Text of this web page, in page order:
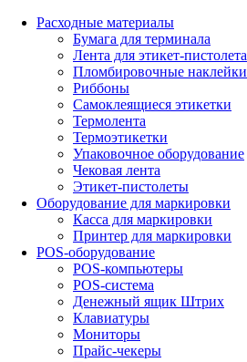
Расходные материалы
Бумага для терминала
Лента для этикет-пистолета
Пломбировочные наклейки
Риббоны
Самоклеящиеся этикетки
Термолента
Термоэтикетки
Упаковочное оборудование
Чековая лента
Этикет-пистолеты
Оборудование для маркировки
Касса для маркировки
Принтер для маркировки
POS-оборудование
POS-компьютеры
POS-система
Денежный ящик Штрих
Клавиатуры
Мониторы
Прайс-чекеры